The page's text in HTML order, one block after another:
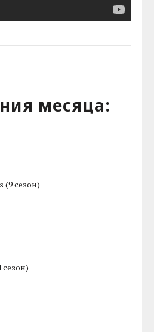
месяца:
(9 сезон)